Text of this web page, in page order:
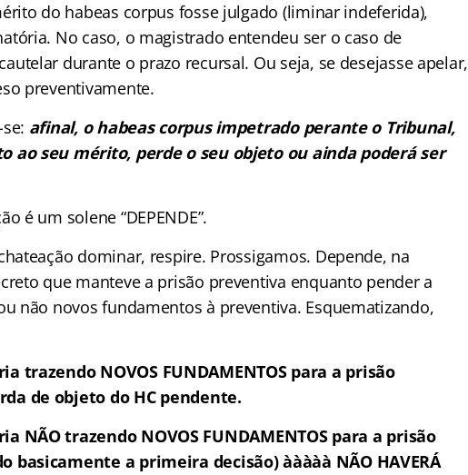
do habeas corpus fosse julgado (liminar indeferida),
No caso, o magistrado entendeu ser o caso de
durante o prazo recursal. Ou seja, se desejasse apelar,
preventivamente.
afinal, o habeas corpus impetrado perante o Tribunal,
ao seu mérito, perde o seu objeto ou ainda poderá ser
é um solene “DEPENDE”.
dominar, respire. Prossigamos. Depende, na
que manteve a prisão preventiva enquanto pender a
não novos fundamentos à preventiva. Esquematizando,
trazendo NOVOS FUNDAMENTOS para a prisão
de objeto do HC pendente.
NÃO trazendo NOVOS FUNDAMENTOS para a prisão
basicamente a primeira decisão)ààààà NÃO HAVERÁ